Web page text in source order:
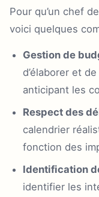
Pour qu’un chef
voici quelques
Gestion de
d’élaborer et
anticipant les
Respect des
calendrier
fonction des
Identification
identifier les